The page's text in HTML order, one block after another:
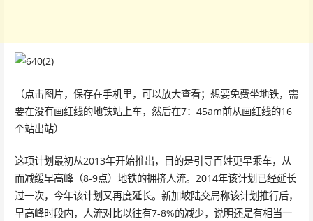
（点击图片，保存在手机里，可以放大查看；想要免费坐地铁，需
要在没有画红线的地铁站上车，然后在7：45am前从画红线的16
个站出站）
这项计划最初从2013年开始推出，目的是引导百姓更早乘车，从
而减缓早高峰（8-9点）地铁的拥挤人流。2014年该计划已经延长
过一次，今年该计划又再度延长。新加坡陆交局称该计划推行后，
早高峰时段内，人流对比以往有7-8%的减少，说明还是有相当一